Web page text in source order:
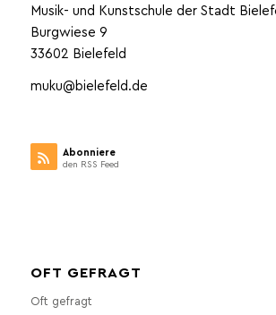
Musik- und Kunstschule der Stadt
Burgwiese 9
33602 Bielefeld
muku@bielefeld.de
Abonniere
den RSS Feed
OFT GEFRAGT
Oft gefragt